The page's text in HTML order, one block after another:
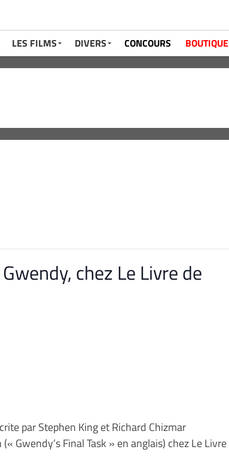
LES FILMS DIVERS CONCOURS BOUTIQUE
chez Le Livre de
par Stephen King et Richard Chizmar
Gwendy’s Final Task » en anglais) chez Le Livre